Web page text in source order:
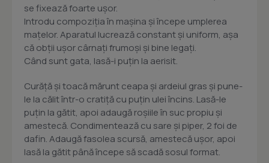
se fixează foarte ușor.
Introdu compoziția în mașina și începe umplerea
mațelor. Aparatul lucrează constant și uniform, așa
că obții ușor cârnați frumoși și bine legați.
Când sunt gata, lasă-i puțin la aerisit.
Curăță și toacă mărunt ceapa și ardeiul gras și pune-
le la călit într-o cratiță cu puțin ulei încins. Lasă-le
puțin la gătit, apoi adaugă roșiile în suc propiu și
amestecă. Condimentează cu sare și piper, 2 foi de
dafin. Adaugă fasolea scursă, amestecă ușor, apoi
lasă la gătit până începe să scadă sosul format.